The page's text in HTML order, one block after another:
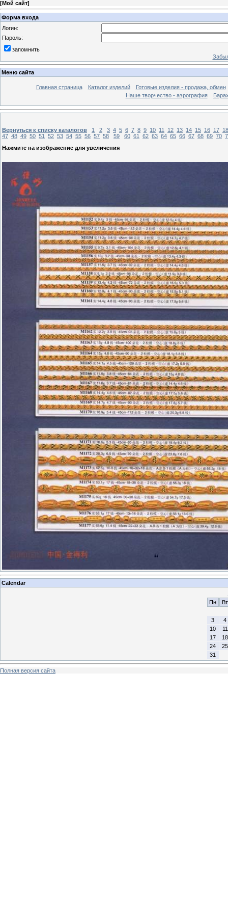
[Мой сайт]
Форма входа
Логин:
Пароль:
запомнить
Меню сайта
Главная страница Каталог изделий
Готовые изделия - продажа, обмен
Наше творчество - аэрография
Вернуться к списку каталогов 1 2 3 4 5 6 7 8 9 10 11 12 13 14 15 16 17 18
47 48 49 50 51 52 53 54 55 56 57 58 59 60 61 62 63 64 65 66 67 68 69 70
Нажмите на изображение для увеличения
Calendar
Пн
Вт
3
4
10
11
17
18
24
25
31
Полная версия сайта